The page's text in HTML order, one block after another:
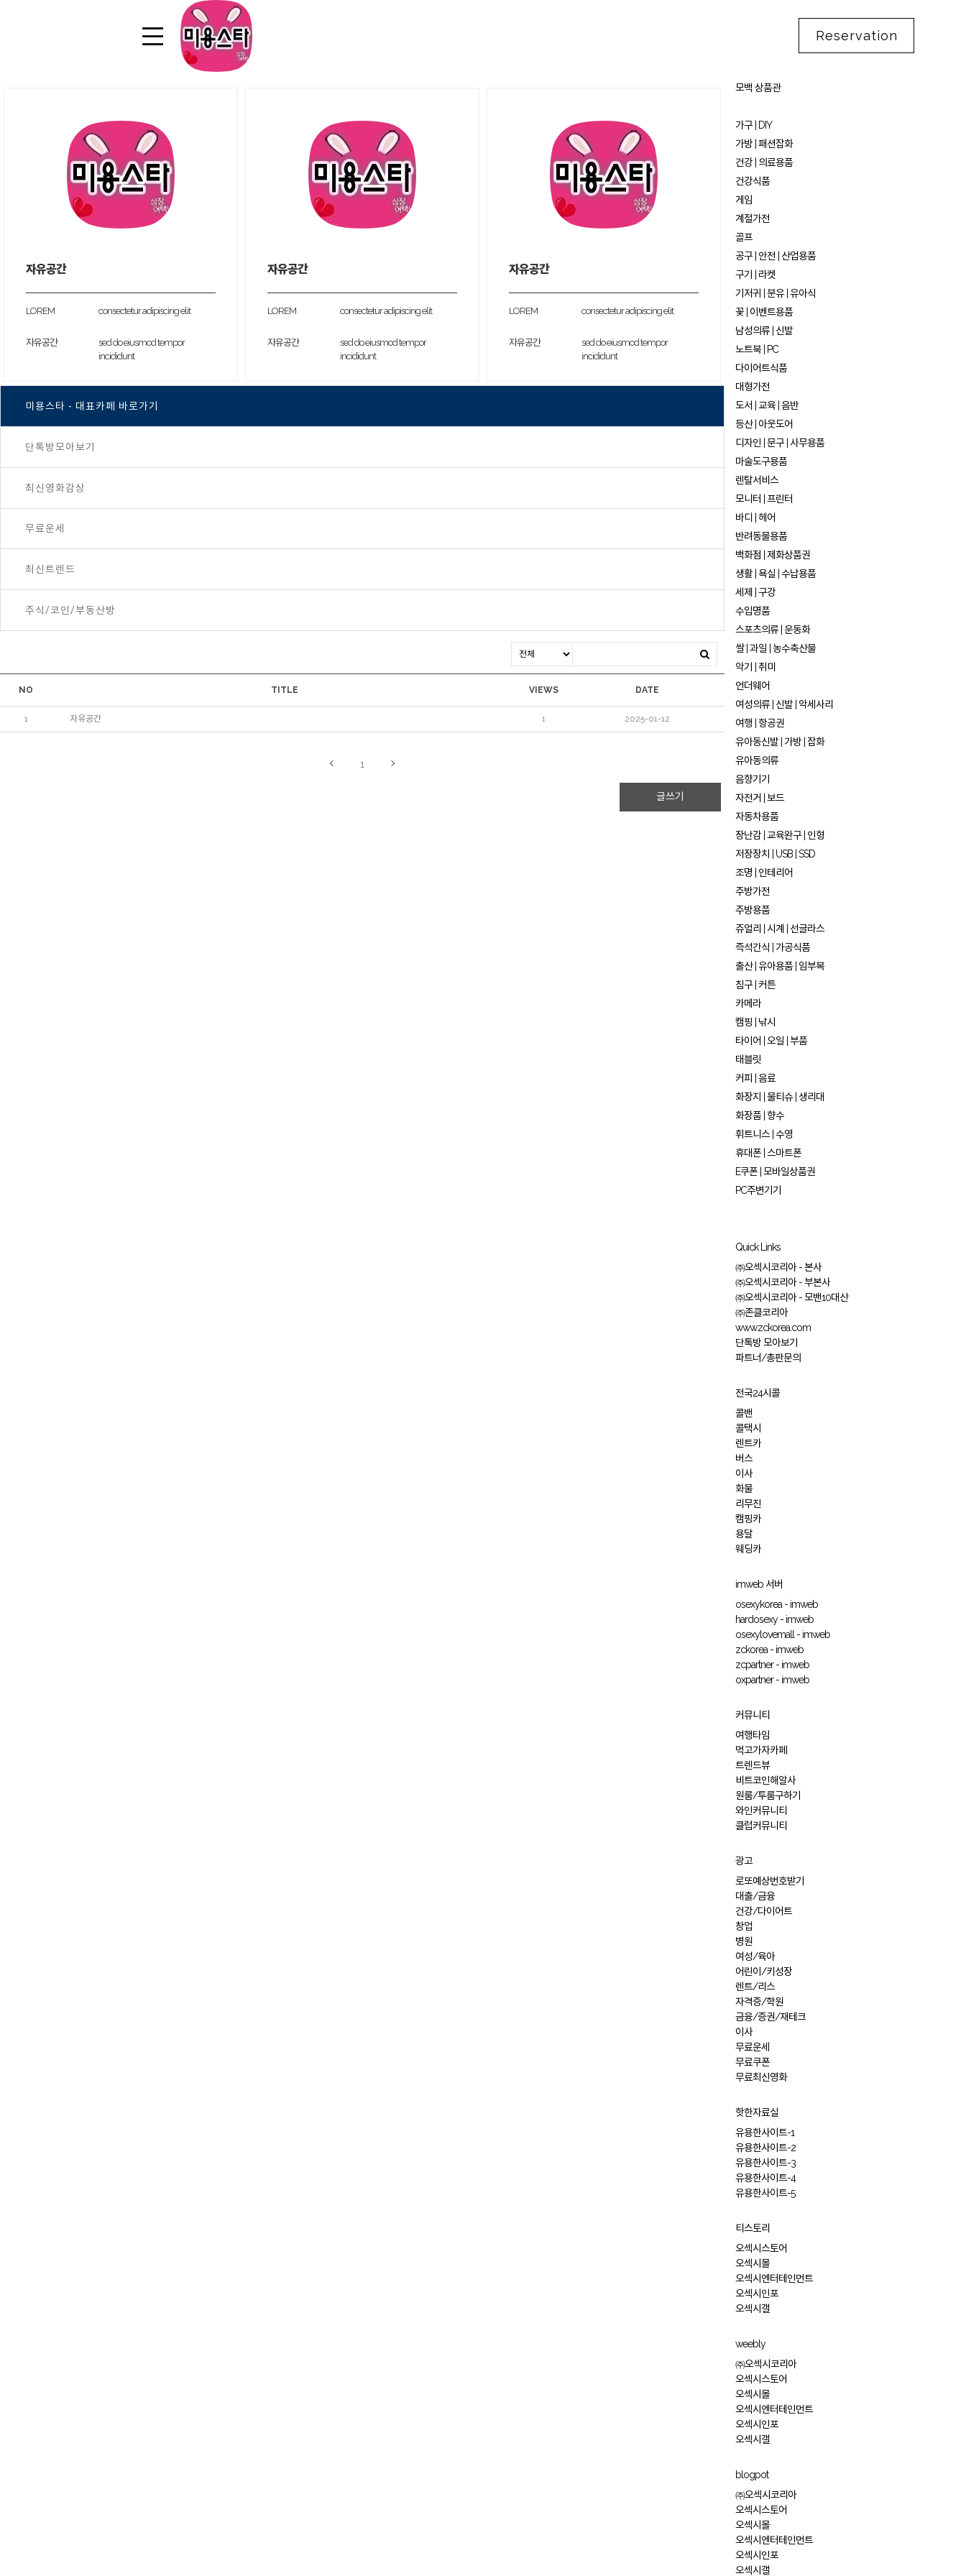
Reservation
자유공간
LOREM
자유공간
consectetur adipiscing elit
sed do eiusmod tempor
incididunt
자유공간
LOREM
자유공간
consectetur adipiscing elit
sed do eiusmod tempor
incididunt
자유공간
LOREM
자유공간
consectetur adipiscing elit
sed do eiusmod tempor
incididunt
미용스타 - 대표카페 바로가기
단톡방모아보기
최신영화감상
무료운세
최신트렌드
주식/코인/부동산방
NO TITLE VIEWS DATE
1 자유공간 1 2025-01-12
1
글쓰기
모백 상품관
가구 | DIY
가방 | 패션잡화
건강 | 의료용품
건강식품
게임
계절가전
골프
공구 | 안전 | 산업용품
구기 | 라켓
기저귀 | 분유 | 유아식
꽃 | 이벤트용품
남성의류 | 신발
노트북 | PC
다이어트식품
대형가전
도서 | 교육 | 음반
등산 | 아웃도어
디자인 | 문구 | 사무용품
마술도구용품
렌탈서비스
모니터 | 프린터
바디 | 헤어
반려동물용품
백화점 | 제화상품권
생활 | 욕실 | 수납용품
세제 | 구강
수입명품
스포츠의류 | 운동화
쌀 | 과일 | 농수축산물
악기 | 취미
언더웨어
여성의류 | 신발 | 악세사리
여행 | 항공권
유아동신발 | 가방 | 잡화
유아동의류
음향기기
자전거 | 보드
자동차용품
장난감 | 교육완구 | 인형
저장장치 | USB | SSD
조명 | 인테리어
주방가전
주방용품
쥬얼리 | 시계 | 선글라스
즉석간식 | 가공식품
출산 | 유아용품 | 임부복
침구 | 커튼
카메라
캠핑 | 낚시
타이어 | 오일 | 부품
태블릿
커피 | 음료
화장지 | 물티슈 | 생리대
화장품 | 향수
휘트니스 | 수영
휴대폰 | 스마트폰
E쿠폰 | 모바일상품권
PC주변기기
Quick Links
㈜오섹시코리아 - 본사
㈜오섹시코리아 - 부본사
㈜오섹시코리아 - 모밴10대산
㈜존클코리아
www.zckorea.com
단톡방 모아보기
파트너/총판문의
전국24시콜
콜밴
콜택시
렌트카
버스
이사
화물
리무진
캠핑카
용달
웨딩카
imweb 서버
osexykorea - imweb
hardosexy - imweb
osexylovemall - imweb
zckorea - imweb
zcpartner - imweb
oxpartner - imweb
커뮤니티
여행타임
먹고가자카페
트렌드뷰
비트코인해알사
원룸/투룸구하기
와인커뮤니티
클럽커뮤니티
광고
로또예상번호받기
대출/금융
건강/다이어트
창업
병원
여성/육아
어린이/키성장
렌트/리스
자격증/학원
금융/증권/재테크
이사
무료운세
무료쿠폰
무료최신영화
핫한자료실
유용한사이트-1
유용한사이트-2
유용한사이트-3
유용한사이트-4
유용한사이트-5
티스토리
오섹시스토어
오섹시몰
오섹시엔터테인먼트
오섹시인포
오섹시갤
weebly
㈜오섹시코리아
오섹시스토어
오섹시몰
오섹시엔터테인먼트
오섹시인포
오섹시갤
blogpot
㈜오섹시코리아
오섹시스토어
오섹시몰
오섹시엔터테인먼트
오섹시인포
오섹시갤